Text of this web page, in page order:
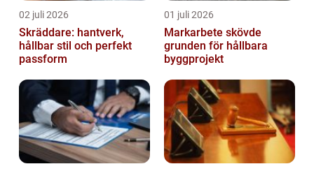
02 juli 2026
Skräddare: hantverk,
hållbar stil och perfekt
passform
01 juli 2026
Markarbete skövde
grunden för hållbara
byggprojekt